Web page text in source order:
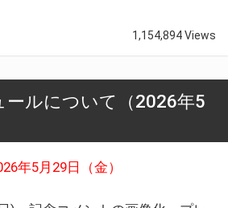
1,154,894 Views
ールについて（2026年5
年5月29日（金）